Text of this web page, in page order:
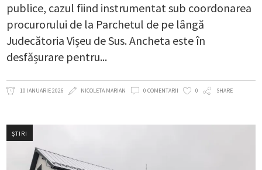
publice, cazul fiind instrumentat sub coordonarea
procurorului de la Parchetul de pe lângă
Judecătoria Vișeu de Sus. Ancheta este în
desfășurare pentru
10 IANUARIE 2026 NICOLETA MARIAN 0 COMENTARII 0 SHARE
ȘTIRI